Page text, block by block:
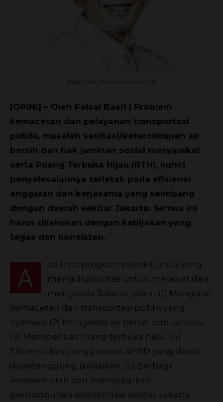
[OPINI] – Oleh Faisal Basri | Problem
kemacetan dan pelayanan transportasi
publik, masalah sanitasi/ketercukupan air
bersih dan hak jaminan sosial masyarakat
serta Ruang Terbuka Hijau (RTH), kunci
penyelesaiannya terletak pada efisiensi
anggaran dan kerjasama yang seimbang
dengan daerah sekitar Jakarta. Semua ini
harus dilakukan dengan kebijakan yang
tegas dan konsisten.
A
da lima program pokok (jurus) yang
menjadi prioritas untuk merawat dan
mengelola Jakarta, yakni: (1) Mengurai
kemacetan dan transportasi publik yang
nyaman; (2) Mengelola air bersih dan sanitasi;
(3) Memperluas ruang terbuka hijau; (4)
Efisiensi dan penggunaan APBD yang dapat
dipertanggung jawabkan; (5) Berbagi
kemakmuran dan menyebarkan
pertumbuhan ekonomi ke sekitar Jakarta.